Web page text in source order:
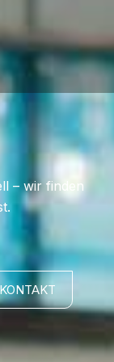
– wir finden
KONTAKT